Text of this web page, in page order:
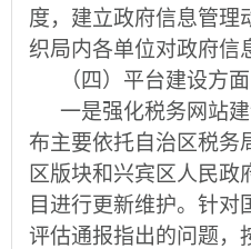
度，建立政府信息管理
织局内各单位对政府信
（四）平台建设方面
一是强化税务网站
布主要依托自治区税务
区版块和兴宾区人民政
目进行更新维护。针对
评估通报指出的问题，